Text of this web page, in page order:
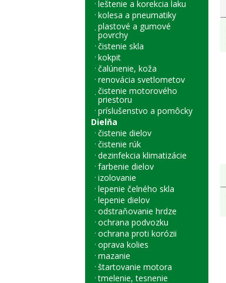
leštenie a korekcia laku
kolesa a pneumatiky
plastové a gumové
povrchy
čistenie skla
kokpit
čalúnenie, koža
renovácia svetlometov
čistenie motorového
priestoru
príslušenstvo a pomôcky
Dielňa
čistenie dielov
čistenie rúk
dezinfekcia klimatizácie
farbenie dielov
izolovanie
lepenie čelného skla
lepenie dielov
odstraňovanie hrdze
ochrana podvozku
ochrana proti korózii
oprava kolies
mazanie
štartovanie motora
tmelenie, tesnenie